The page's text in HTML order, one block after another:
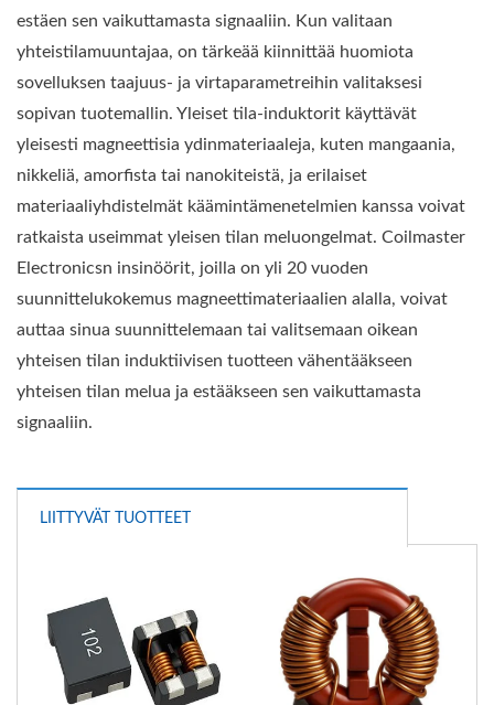
estäen sen vaikuttamasta signaaliin. Kun valitaan
yhteistilamuuntajaa, on tärkeää kiinnittää huomiota
sovelluksen taajuus- ja virtaparametreihin valitaksesi
sopivan tuotemallin. Yleiset tila-induktorit käyttävät
yleisesti magneettisia ydinmateriaaleja, kuten mangaania,
nikkeliä, amorfista tai nanokiteistä, ja erilaiset
materiaaliyhdistelmät käämintämenetelmien kanssa voivat
ratkaista useimmat yleisen tilan meluongelmat. Coilmaster
Electronicsn insinöörit, joilla on yli 20 vuoden
suunnittelukokemus magneettimateriaalien alalla, voivat
auttaa sinua suunnittelemaan tai valitsemaan oikean
yhteisen tilan induktiivisen tuotteen vähentääkseen
yhteisen tilan melua ja estääkseen sen vaikuttamasta
signaaliin.
LIITTYVÄT TUOTTEET